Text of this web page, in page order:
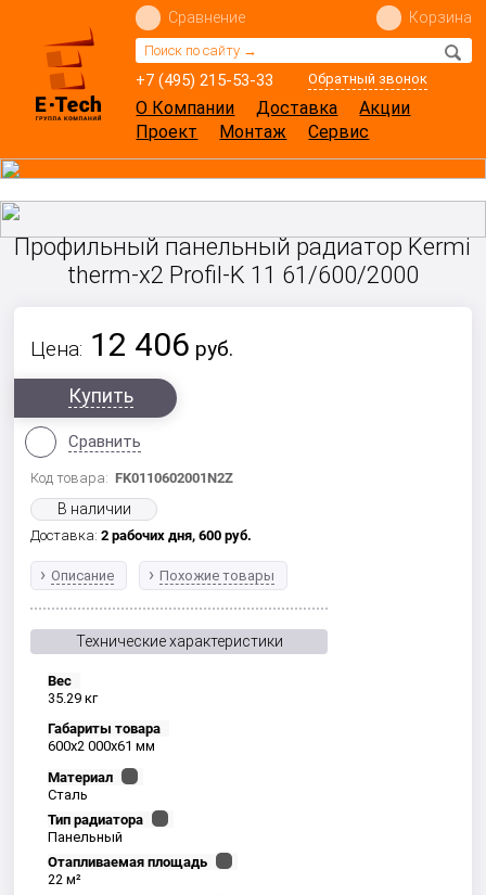
+7 (495) 215-53-33 Обратный звонок
Сравнение Корзина
О Компании Доставка
Акции
Проект
Монтаж Сервис
Профильный панельный радиатор Kermi
therm-x2 Profil-K 11 61/600/2000
Цена: 12 406 руб.
Купить
Сравнить
Код товара:FK0110602001N2Z
В наличии
Доставка:2 рабочих дня,600 руб.
Описание Похожие товары
Технические характеристики
Вес
35.29 кг
Габариты товара
600x2 000x61 мм
Материал
Сталь
Тип радиатора
Панельный
Отапливаемая площадь
22 м²